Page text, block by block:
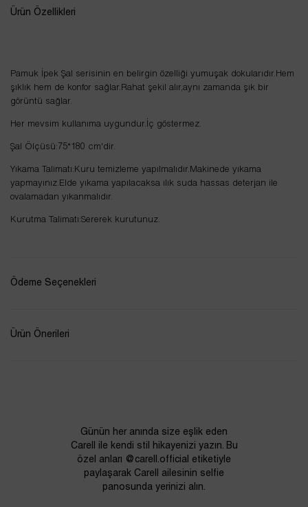
Ürün Özellikleri
Pamuk İpek Şal serisinin en belirgin özelliği yumuşak dokularıdır.Hem
şıklık hem de konfor sağlar.Rahat şekil alır,aynı zamanda şık bir
görüntü sağlar.
Her mevsim kullanıma uygundur.İç göstermez.
Şal Ölçüsü:75*180 cm'dir.
Yıkama Talimatı:Kuru temizleme yapılmalıdır.Makinede yıkama
yapmayınız.Elde yıkama yapılacaksa ılık suda hassas deterjan ile
ovalamadan yıkanmalıdır.
Kurutma Talimatı:Sererek kurutunuz.
Ödeme Seçenekleri
Ürün Önerileri
Günün her anında size eşlik eden
Carell ile kendi stil hikayenizi yazın. Bu
özel anları @carell.official etiketiyle
paylaşarak Carell ailesinin selfie
panosunda yerinizi alın.